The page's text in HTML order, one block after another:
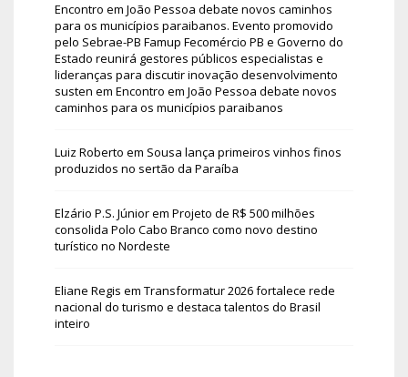
Encontro em João Pessoa debate novos caminhos
para os municípios paraibanos. Evento promovido
pelo Sebrae-PB Famup Fecomércio PB e Governo do
Estado reunirá gestores públicos especialistas e
lideranças para discutir inovação desenvolvimento
susten em Encontro em João Pessoa debate novos
caminhos para os municípios paraibanos
Luiz Roberto em Sousa lança primeiros vinhos finos
produzidos no sertão da Paraíba
Elzário P.S. Júniorem Projeto de R$ 500 milhões
consolida Polo Cabo Branco como novo destino
turístico no Nordeste
Eliane Regis em Transformatur 2026 fortalece rede
nacional do turismo e destaca talentos do Brasil
inteiro